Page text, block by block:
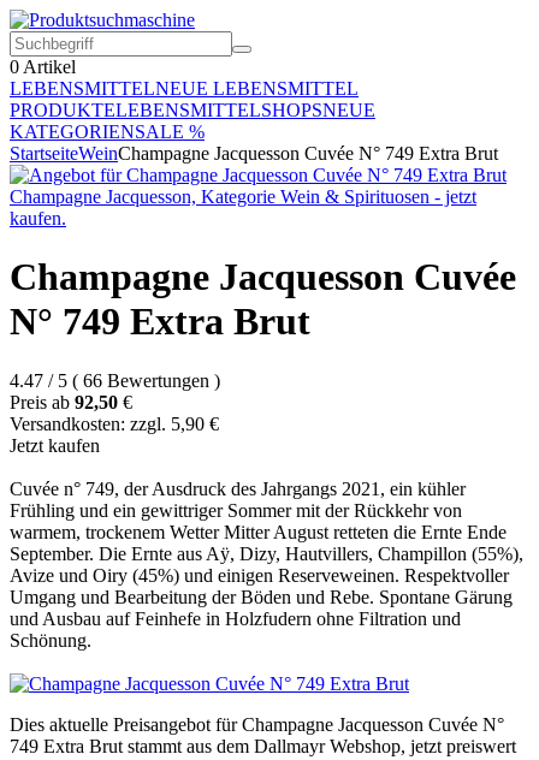
0 Artikel
LEBENSMITTELNEUE LEBENSMITTEL
PRODUKTELEBENSMITTELSHOPSNEUE
KATEGORIENSALE %
StartseiteWeinChampagne Jacquesson Cuvée N° 749 Extra Brut
Champagne Jacquesson Cuvée
N° 749 Extra Brut
4.47 / 5 ( 66 Bewertungen )
Preis ab 92,50 €
Versandkosten: zzgl. 5,90 €
Jetzt kaufen
Cuvée n° 749, der Ausdruck des Jahrgangs 2021, ein kühler
Frühling und ein gewittriger Sommer mit der Rückkehr von
warmem, trockenem Wetter Mitter August retteten die Ernte Ende
September. Die Ernte aus Aÿ, Dizy, Hautvillers, Champillon (55%),
Avize und Oiry (45%) und einigen Reserveweinen. Respektvoller
Umgang und Bearbeitung der Böden und Rebe. Spontane Gärung
und Ausbau auf Feinhefe in Holzfudern ohne Filtration und
Schönung.
Dies aktuelle Preisangebot für Champagne Jacquesson Cuvée N°
749 Extra Brut stammt aus dem Dallmayr Webshop, jetzt preiswert